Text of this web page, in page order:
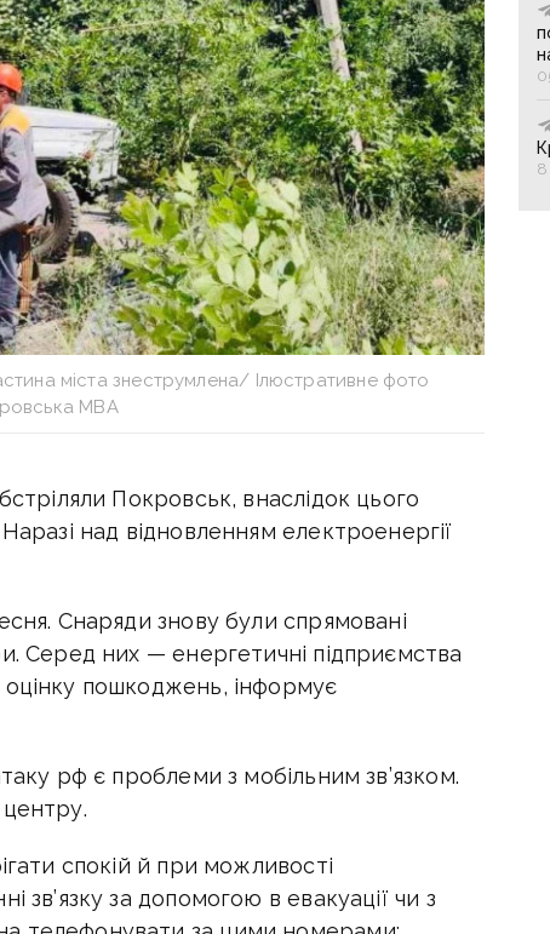
міста знеструмлена/ Ілюстративне фото
МВА
Покровськ, внаслідок цього
Наразі над відновленням електроенергії
Снаряди знову були спрямовані
Серед них — енергетичні підприємства
пошкоджень, інформує
рф є проблеми з мобільним зв’язком.
спокій й при можливості
зв’язку за допомогою в евакуації чи з
8